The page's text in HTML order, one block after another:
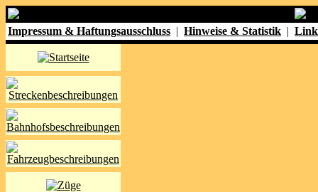
Impressum & Haftungsausschluss | Hinweise & Statistik |